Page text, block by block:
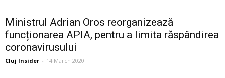
Ministrul Adrian Oros reorganizează
funcționarea APIA, pentru a limita răspândirea
coronavirusului
Cluj Insider - 14 March 2020